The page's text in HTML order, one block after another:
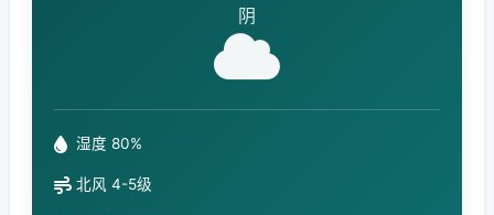
阴
湿度 80%
北风 4-5级